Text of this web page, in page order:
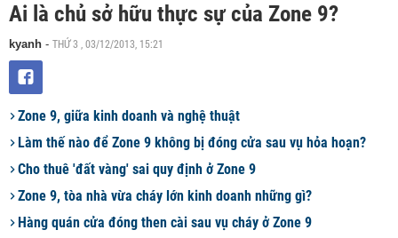
Ai là chủ sở hữu thực sự của Zone 9?
kyanh - THỨ 3 , 03/12/2013, 15:21
Zone 9, giữa kinh doanh và nghệ thuật
Làm thế nào để Zone 9 không bị đóng cửa sau vụ hỏa hoạn?
Cho thuê 'đất vàng' sai quy định ở Zone 9
Zone 9, tòa nhà vừa cháy lớn kinh doanh những gì?
Hàng quán cửa đóng then cài sau vụ cháy ở Zone 9